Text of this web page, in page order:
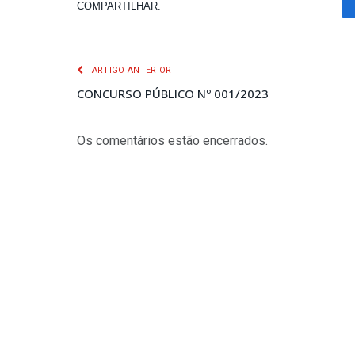
COMPARTILHAR.
ARTIGO ANTERIOR
CONCURSO PÚBLICO Nº 001/2023
Os comentários estão encerrados.